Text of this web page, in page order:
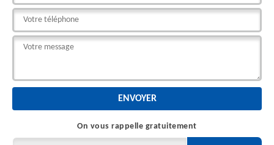
On vous rappelle gratuitement